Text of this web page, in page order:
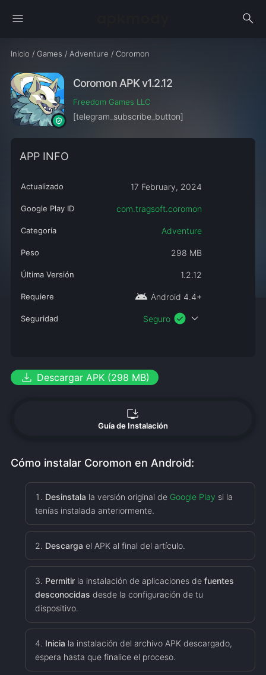
menu search
Inicio / Games / Adventure / Coromon
Coromon APK v1.2.12
Freedom Games LLC
[telegram_subscribe_button]
APP INFO
Actualizado 17 February, 2024
Google Play ID com.tragsoft.coromon
Categoría Adventure
Peso 298 MB
Última Versión 1.2.12
Requiere android Android 4.4+
Seguridad Seguro check_circle expand_more
download Descargar APK (298 MB)
install_desktop
Guía de Instalación
Cómo instalar Coromon en Android:
Desinstala la versión original de Google Play si la
tenías instalada anteriormente.
Descarga el APK al final del artículo.
Permitirla instalación de aplicaciones de fuentes
desconocidas desde la configuración de tu
dispositivo.
Inicia la instalación del archivo APK descargado,
espera hasta que finalice el proceso.